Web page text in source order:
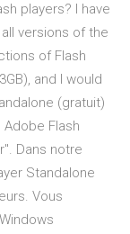
players? I have
versions of the
of Flash
and I would
(gratuit)
Flash
Dans notre
Standalone
Vous